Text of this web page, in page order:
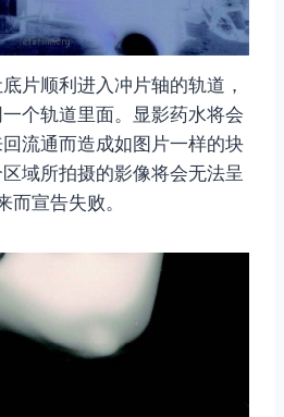
片顺利进入冲片轴的轨道，
个轨道里面。显影药水将会
流通而造成如图片一样的块
域所拍摄的影像将会无法呈
而宣告失败。